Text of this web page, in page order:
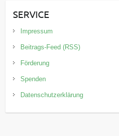
SERVICE
Impressum
Beitrags-Feed (RSS)
Förderung
Spenden
Datenschutzerklärung